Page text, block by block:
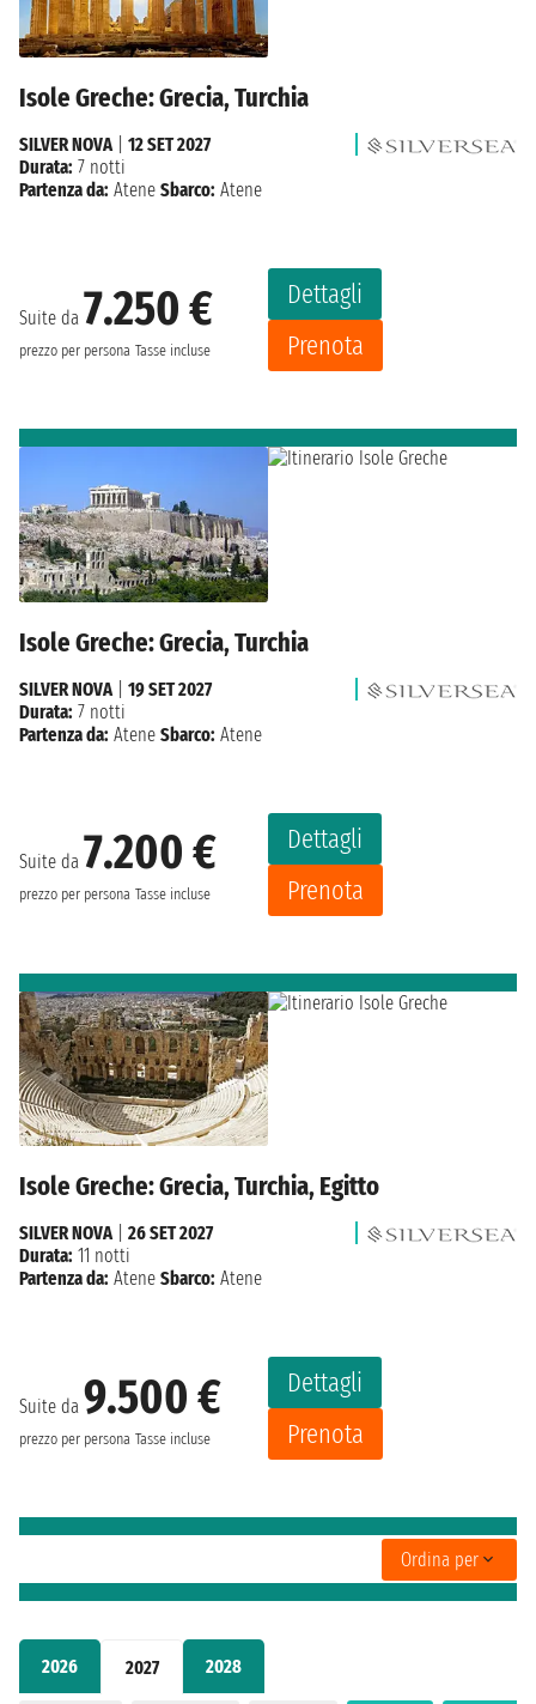
2026 2027 2028
Isole Greche: Grecia, Turchia
Suite da 7.250 €
prezzo per persona Tasse incluse
Dettagli
Prenota
SILVER NOVA| 12 SET 2027
Durata: 7 notti
Partenza da: Atene Sbarco: Atene
Isole Greche: Grecia, Turchia
Suite da 7.200 €
prezzo per persona Tasse incluse
Dettagli
Prenota
SILVER NOVA| 19 SET 2027
Durata: 7 notti
Partenza da: Atene Sbarco: Atene
Isole Greche: Grecia, Turchia, Egitto
Suite da 9.500 €
prezzo per persona Tasse incluse
Dettagli
Prenota
SILVER NOVA| 26 SET 2027
Durata: 11 notti
Partenza da: Atene Sbarco: Atene
Ordina per